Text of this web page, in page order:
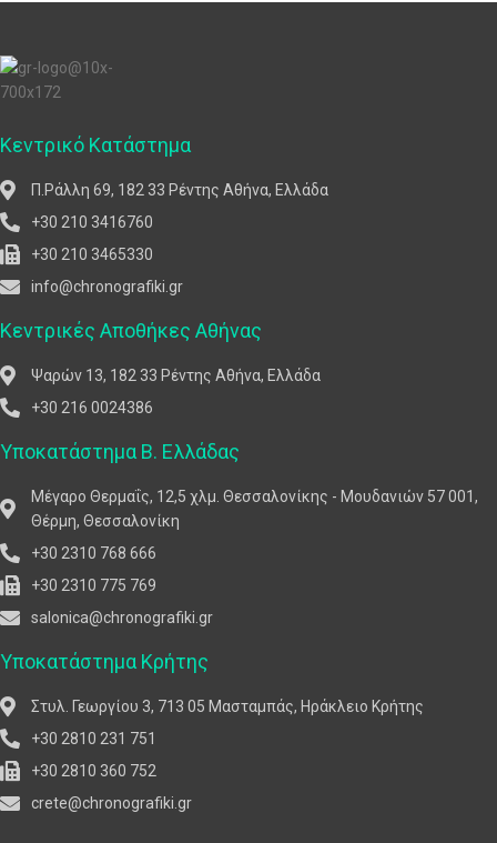
Κεντρικό Κατάστημα
Π.Ράλλη 69, 182 33 Ρέντης Αθήνα, Ελλάδα
+30 210 3416760
+30 210 3465330
info@chronografiki.gr
Κεντρικές Αποθήκες Αθήνας
Ψαρών 13, 182 33 Ρέντης Αθήνα, Ελλάδα
+30 216 0024386
Υποκατάστημα Β. Ελλάδας
Μέγαρο Θερμαΐς, 12,5 χλμ. Θεσσαλονίκης - Μουδανιών 57 001,
Θέρμη, Θεσσαλονίκη
+30 2310 768 666
+30 2310 775 769
salonica@chronografiki.gr
Υποκατάστημα Κρήτης
Στυλ. Γεωργίου 3, 713 05 Μασταμπάς, Ηράκλειο Κρήτης
+30 2810 231 751
+30 2810 360 752
crete@chronografiki.gr